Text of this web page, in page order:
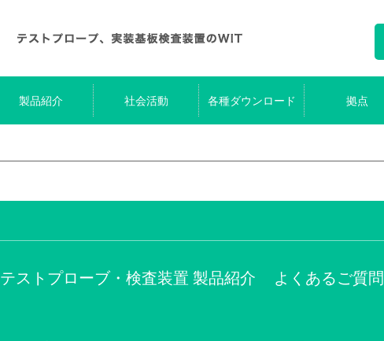
製品紹介 社会活動 各種ダウンロード 拠点
テストプローブ・検査装置 製品紹介 よくあるご質問